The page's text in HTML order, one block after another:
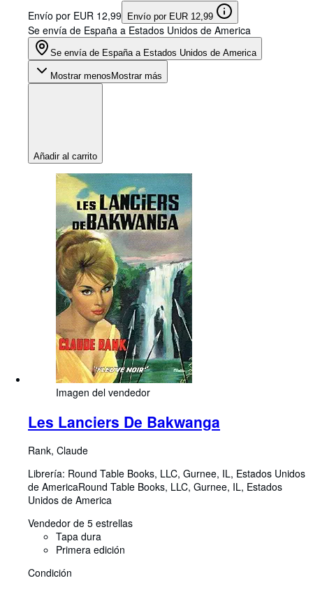
Envío por EUR 12,99 Envío por EUR 12,99
Se envía de España a Estados Unidos de America
Se envía de España a Estados Unidos de America
Mostrar menos Mostrar más
Añadir al carrito
Imagen del vendedor
Les Lanciers De Bakwanga
Rank, Claude
Librería: Round Table Books, LLC, Gurnee, IL, Estados Unidos
de AmericaRound Table Books, LLC, Gurnee, IL, Estados
Unidos de America
Vendedor de 5 estrellas
Tapa dura
Primera edición
Condición